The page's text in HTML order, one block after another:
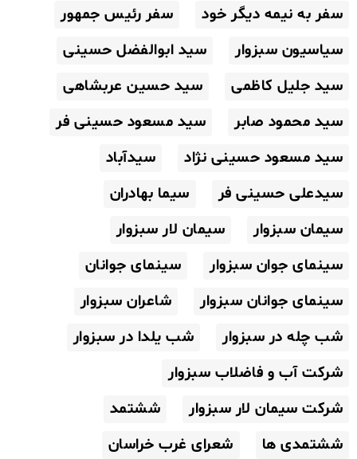
سفر به نیمه دیگر خود
سفر رئیس جمهور
سیاسیون سبزوار
سید ابوالفضل حسینی
سید جلیل کاظمی
سید حسین عربشاهی
سید محمود صابر
سید مسعود حسینی فر
سید مسعود حسینی نژاد
سیدآباد
سیدعلی حسینی فر
سیما بهادران
سیمان سبزوار
سیمان لار سبزوار
سینمای جوان سبزوار
سینمای جوانان
سینمای جوانان سبزوار
شاعران سبزوار
شب چله در سبزوار
شب یلدا در سبزوار
شرکت آب و فاضلاب سبزوار
شرکت سیمان لار سبزوار
ششتمد
ششتمدی ها
شعرای غرب خراسان